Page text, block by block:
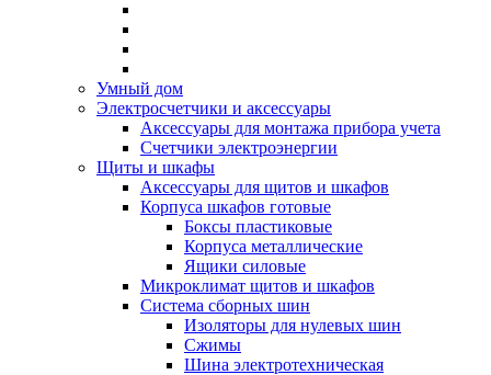
Умный дом
Электросчетчики и аксессуары
Аксессуары для монтажа прибора учета
Счетчики электроэнергии
Щиты и шкафы
Аксессуары для щитов и шкафов
Корпуса шкафов готовые
Боксы пластиковые
Корпуса металлические
Ящики силовые
Микроклимат щитов и шкафов
Система сборных шин
Изоляторы для нулевых шин
Сжимы
Шина электротехническая